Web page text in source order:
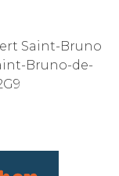
Saint-Bruno
Bruno-de-